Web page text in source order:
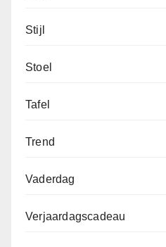
Stijl
Stoel
Tafel
Trend
Vaderdag
Verjaardagscadeau